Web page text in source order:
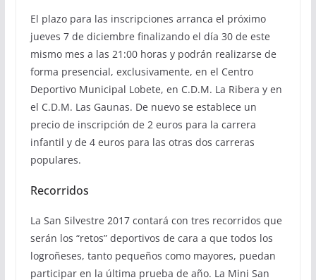
El plazo para las inscripciones arranca el próximo
jueves 7 de diciembre finalizando el día 30 de este
mismo mes a las 21:00 horas y podrán realizarse de
forma presencial, exclusivamente, en el Centro
Deportivo Municipal Lobete, en C.D.M. La Ribera y en
el C.D.M. Las Gaunas. De nuevo se establece un
precio de inscripción de 2 euros para la carrera
infantil y de 4 euros para las otras dos carreras
populares.
Recorridos
La San Silvestre 2017 contará con tres recorridos que
serán los “retos” deportivos de cara a que todos los
logroñeses, tanto pequeños como mayores, puedan
participar en la última prueba de año. La Mini San